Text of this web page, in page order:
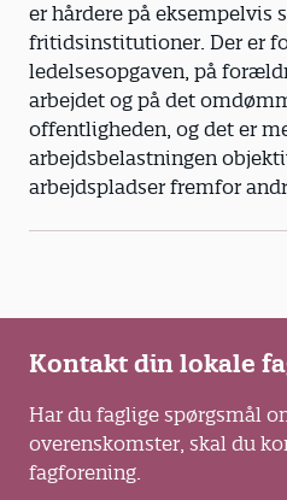
er hårdere på eksempelvis
fritidsinstitutioner. Der er
ledelsesopgaven, på
arbejdet og på det
offentligheden, og det er
arbejdsbelastningen
arbejdspladser fremfor
Kontakt din lokale
Har du faglige spørgsmål
overenskomster, skal du
fagforening.